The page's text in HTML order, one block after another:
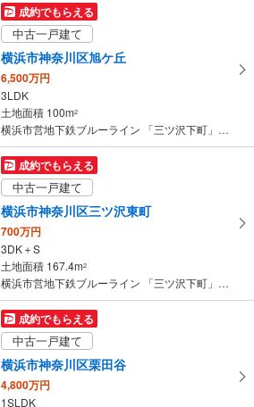
成約でもらえる
中古一戸建て
横浜市神奈川区旭ケ丘
6,500万円
3LDK
土地面積 100m2
横浜市営地下鉄ブルーライン 「三ツ沢下町」駅 徒歩10分
成約でもらえる
中古一戸建て
横浜市神奈川区三ツ沢東町
700万円
3DK＋S
土地面積 167.4m2
横浜市営地下鉄ブルーライン 「三ツ沢下町」駅 徒歩8分
成約でもらえる
中古一戸建て
横浜市神奈川区栗田谷
4,800万円
1SLDK